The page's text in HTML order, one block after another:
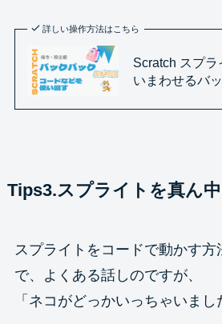
詳しい操作方法はこちら
Scratch スプ
いまわせるバ
Tips3.スプライトを真ん
スプライトをコードで動かす方
で、よくある話しのですが、
「ネコがどっかいっちゃいま